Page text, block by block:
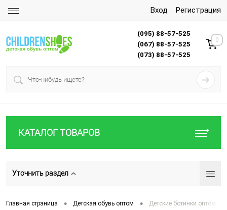
Вход Регистрация
(095) 88-57-525
(067) 88-57-525
(073) 88-57-525
0
КАТАЛОГ ТОВАРОВ
Уточнить раздел
Главная страница • Детская обувь оптом • Детские ботинки оптом